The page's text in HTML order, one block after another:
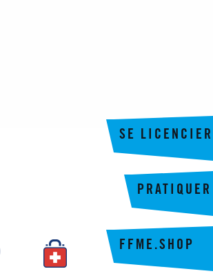
SE LICENCIER
FFME.SHOP
PRATIQUER